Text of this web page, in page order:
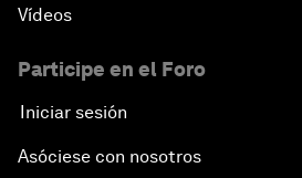
Vídeos
Participe en el Foro
Iniciar sesión
Asóciese con nosotros